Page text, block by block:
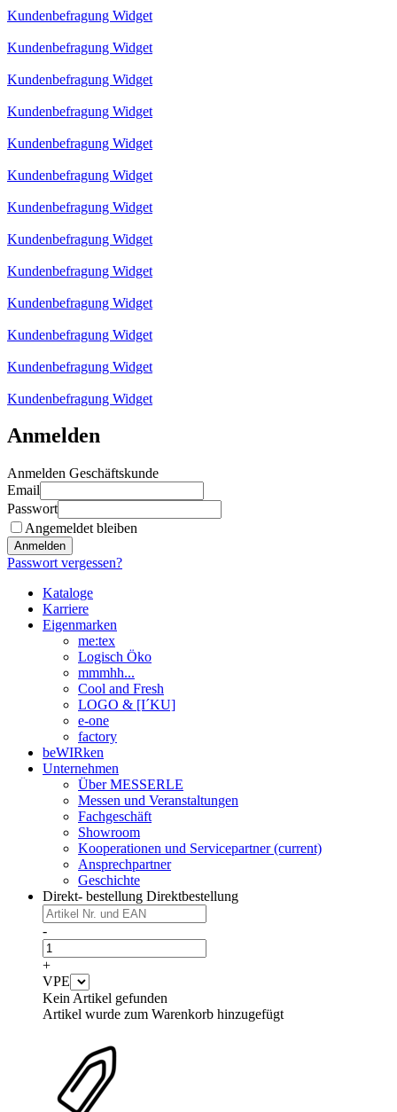
Kundenbefragung Widget
Kundenbefragung Widget
Kundenbefragung Widget
Kundenbefragung Widget
Kundenbefragung Widget
Kundenbefragung Widget
Kundenbefragung Widget
Kundenbefragung Widget
Kundenbefragung Widget
Kundenbefragung Widget
Kundenbefragung Widget
Kundenbefragung Widget
Kundenbefragung Widget
Anmelden
Anmelden Geschäftskunde
Email
Passwort
Angemeldet bleiben
Anmelden
Passwort vergessen?
Kataloge
Karriere
Eigenmarken
me:tex
Logisch Öko
mmmhh...
Cool and Fresh
LOGO & [I´KU]
e-one
factory
beWIRken
Unternehmen
Über MESSERLE
Messen und Veranstaltungen
Fachgeschäft
Showroom
Kooperationen und Servicepartner(current)
Ansprechpartner
Geschichte
Direkt- bestellung Direktbestellung
-
+
VPE
Kein Artikel gefunden
Artikel wurde zum Warenkorb hinzugefügt